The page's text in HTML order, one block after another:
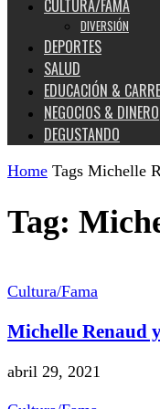
CULTURA/FAMA
DIVERSIÓN
DEPORTES
SALUD
EDUCACIÓN &
NEGOCIOS & DINERO
DEGUSTANDO
Home Tags Michelle
Tag:
Cultura/Fama
Michelle Renaud
abril 29, 2021